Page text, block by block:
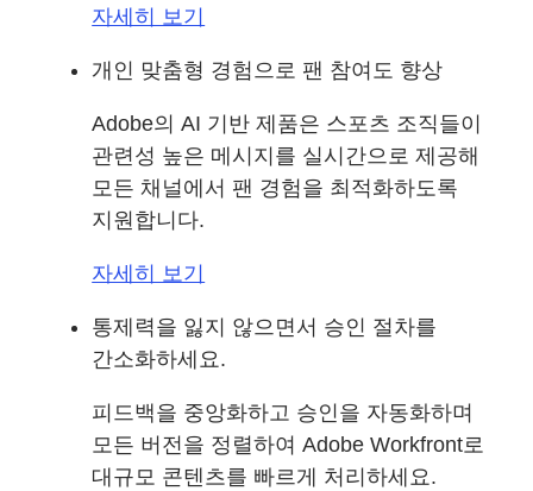
자세히 보기
개인 맞춤형 경험으로 팬 참여도 향상
Adobe의 AI 기반 제품은 스포츠 조직들이
관련성 높은 메시지를 실시간으로 제공해
모든 채널에서 팬 경험을 최적화하도록
지원합니다.
자세히 보기
통제력을 잃지 않으면서 승인 절차를
간소화하세요.
피드백을 중앙화하고 승인을 자동화하며
모든 버전을 정렬하여 Adobe Workfront로
대규모 콘텐츠를 빠르게 처리하세요.